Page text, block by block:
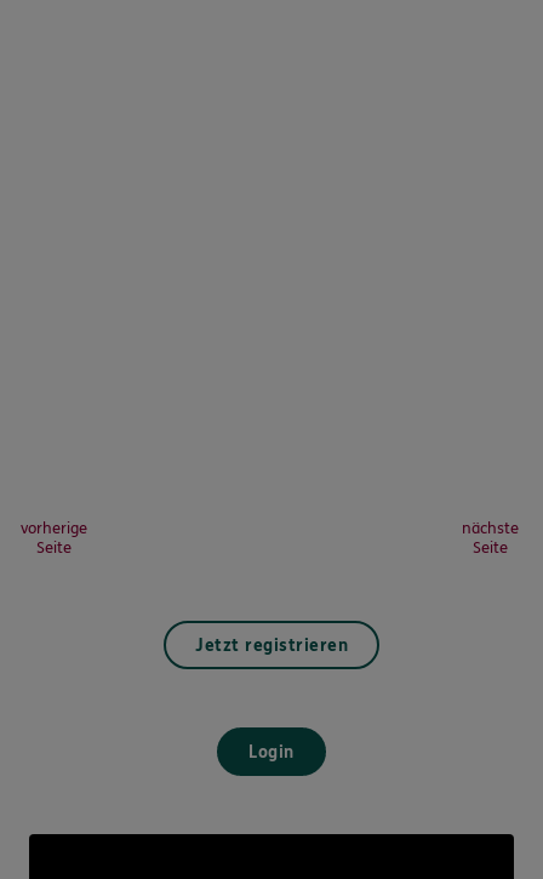
vorherige
Seite
nächste
Seite
Jetzt registrieren
Login